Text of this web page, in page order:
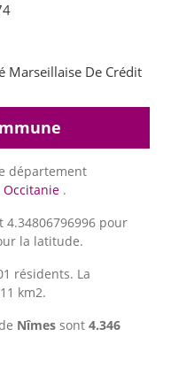
Marseillaise De Crédit
département
Occitanie .
4.34806796996 pour
la latitude.
résidents. La
km2.
Nîmes sont 4.346